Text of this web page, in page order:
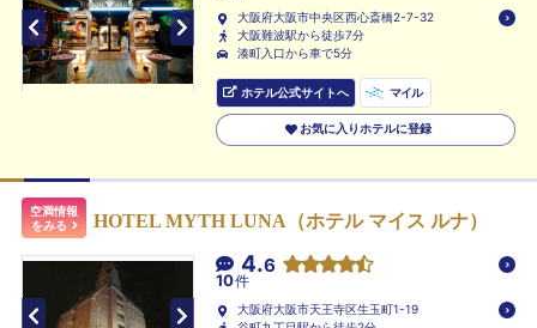
大阪府大阪市中央区西心斎橋2-7-32
大阪難波駅から徒歩7分
湊町入口から車で5分
ホテル公式サイトへ マイル
お気に入りホテルに登録
空満情報
をみる
HOTEL MYTH LUNA（ホテル マイス ルナ）
4.6
10件
大阪府大阪市天王寺区生玉町1-19